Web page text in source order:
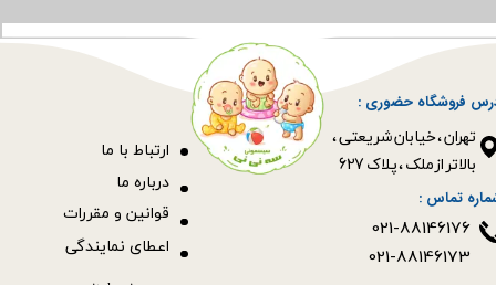
فروشگاه حضوری :
​​​​​​​تهران ، خیابان شریعتی ،
بالاتر از ملک ، پلاک 627​​​​​​​
قوانین و مقررات
ارتباط با ما
درباره ما
اعطای نمایندگی
تماس :